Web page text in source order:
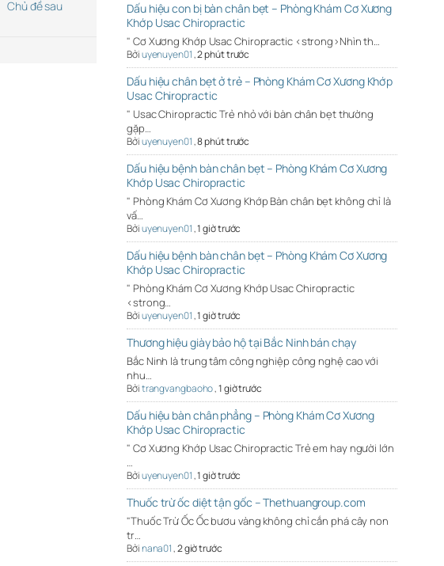
Chủ đề sau
Dấu hiệu con bị bàn chân bẹt – Phòng Khám Cơ Xương
Khớp Usac Chiropractic
" Cơ Xương Khớp Usac Chiropractic <strong>Nhìn th…
Bởiuyenuyen01,2 phút trước
Dấu hiệu chân bẹt ở trẻ – Phòng Khám Cơ Xương Khớp
Usac Chiropractic
" Usac Chiropractic Trẻ nhỏ với bàn chân bẹt thường
gặp…
Bởiuyenuyen01,8 phút trước
Dấu hiệu bệnh bàn chân bẹt – Phòng Khám Cơ Xương
Khớp Usac Chiropractic
" Phòng Khám Cơ Xương Khớp Bàn chân bẹt không chỉ là
vấ…
Bởiuyenuyen01,1 giờ trước
Dấu hiệu bệnh bàn chân bẹt – Phòng Khám Cơ Xương
Khớp Usac Chiropractic
" Phòng Khám Cơ Xương Khớp Usac Chiropractic
<strong…
Bởiuyenuyen01,1 giờ trước
Thương hiệu giày bảo hộ tại Bắc Ninh bán chạy
Bắc Ninh là trung tâm công nghiệp công nghệ cao với
nhu…
Bởitrangvangbaoho,1 giờ trước
Dấu hiệu bàn chân phẳng – Phòng Khám Cơ Xương
Khớp Usac Chiropractic
" Cơ Xương Khớp Usac Chiropractic Trẻ em hay người lớn
…
Bởiuyenuyen01,1 giờ trước
Thuốc trừ ốc diệt tận gốc – Thethuangroup.com
"Thuốc Trừ Ốc Ốc bươu vàng không chỉ cắn phá cây non
tr…
Bởinana01,2 giờ trước